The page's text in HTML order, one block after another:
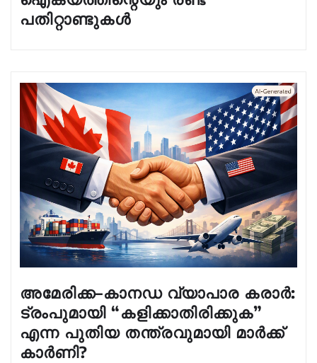
പതിറ്റാണ്ടുകൾ
അമേരിക്ക–കാനഡ വ്യാപാര കരാർ:
ട്രംപുമായി “കളിക്കാതിരിക്കുക”
എന്ന പുതിയ തന്ത്രവുമായി മാർക്ക്
കാർണി?